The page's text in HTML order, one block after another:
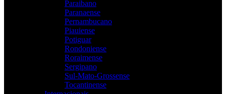
Paraibano
Paranaense
Pernambucano
Piauiense
Potiguar
Rondoniense
Roraimense
Sergipano
Sul-Mato-Grossense
Tocantinense